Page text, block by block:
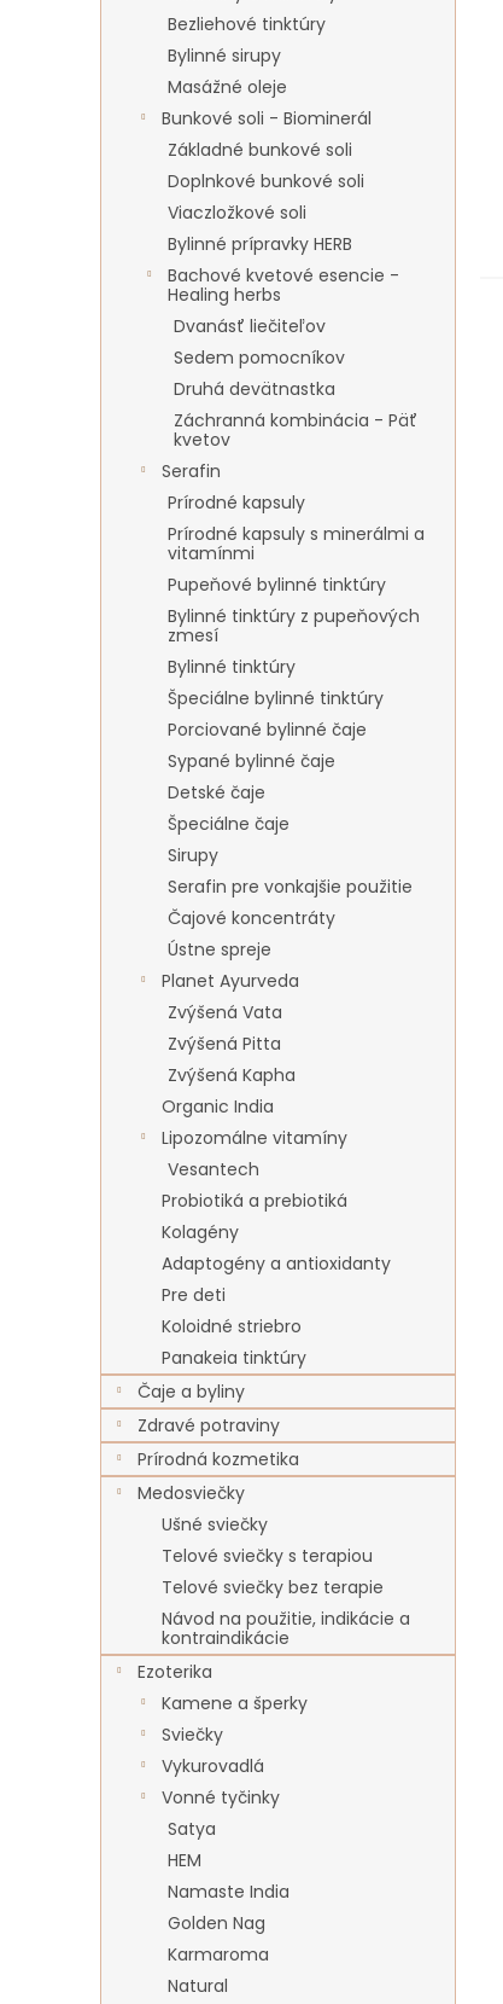
Bezliehové tinktúry
Bylinné sirupy
Masážné oleje
Bunkové soli - Biominerál
Základné bunkové soli
Doplnkové bunkové soli
Viaczložkové soli
Bylinné prípravky HERB
Bachové kvetové esencie -
Healing herbs
Dvanásť liečiteľov
Sedem pomocníkov
Druhá devätnastka
Záchranná kombinácia - Päť
kvetov
Serafin
Prírodné kapsuly
Prírodné kapsuly s minerálmi a
vitamínmi
Pupeňové bylinné tinktúry
Bylinné tinktúry z pupeňových
zmesí
Bylinné tinktúry
Špeciálne bylinné tinktúry
Porciované bylinné čaje
Sypané bylinné čaje
Detské čaje
Špeciálne čaje
Sirupy
Serafin pre vonkajšie použitie
Čajové koncentráty
Ústne spreje
Planet Ayurveda
Zvýšená Vata
Zvýšená Pitta
Zvýšená Kapha
Organic India
Lipozomálne vitamíny
Vesantech
Probiotiká a prebiotiká
Kolagény
Adaptogény a antioxidanty
Pre deti
Koloidné striebro
Panakeia tinktúry
Čaje a byliny
Zdravé potraviny
Prírodná kozmetika
Medosviečky
Ušné sviečky
Telové sviečky s terapiou
Telové sviečky bez terapie
Návod na použitie, indikácie a
kontraindikácie
Ezoterika
Kamene a šperky
Sviečky
Vykurovadlá
Vonné tyčinky
Satya
HEM
Namaste India
Golden Nag
Karmaroma
Natural